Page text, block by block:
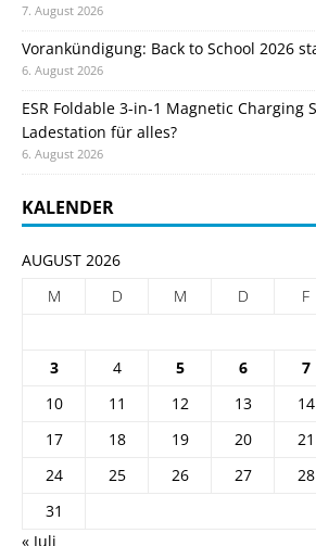
7. August 2026
Vorankündigung: Back to School 2026
6. August 2026
ESR Foldable 3-in-1 Magnetic Charging
Ladestation für alles?
6. August 2026
KALENDER
AUGUST 2026
M
D M D F
3
4 5 6 7
10
11 12 13 14
17
18 19 20 21
24
25 26 27 28
31
« Juli